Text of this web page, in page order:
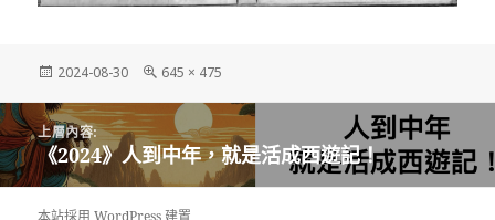
發
日
期:
2024-08-30
完
尺
寸
645 × 475
文
章
導
上層內容:
《2024》人到中年，就是活成西遊記！
本站採用 WordPress 建置